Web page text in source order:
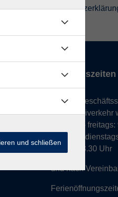
Öffnungszeiten
Unsere
den Parteiverkehr
montags -
montags,
14.00 - 18.30 Uhr
und nach
und schließen